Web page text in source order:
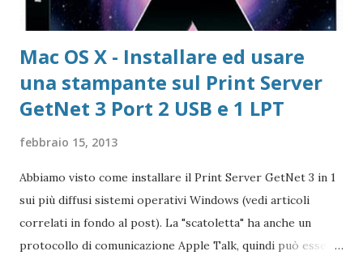
Mac OS X - Installare ed usare
una stampante sul Print Server
GetNet 3 Port 2 USB e 1 LPT
febbraio 15, 2013
Abbiamo visto come installare il Print Server GetNet 3 in 1
sui più diffusi sistemi operativi Windows (vedi articoli
correlati in fondo al post). La "scatoletta" ha anche un
protocollo di comunicazione Apple Talk, quindi può essere